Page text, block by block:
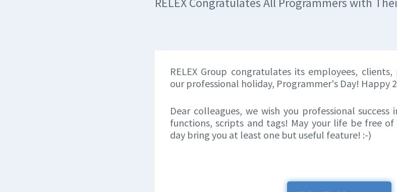
RELEX Group congratulates its employees,
our professional holiday, Programmer's Day! Happy
Dear colleagues, we wish you professional
functions, scripts and tags! May your life be free of
day bring you at least one but useful feature! :-)